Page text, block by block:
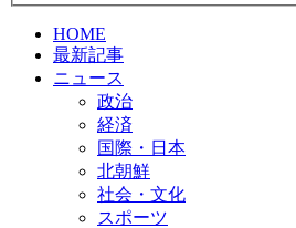
HOME
最新記事
ニュース
政治
経済
国際・日本
北朝鮮
社会・文化
スポーツ